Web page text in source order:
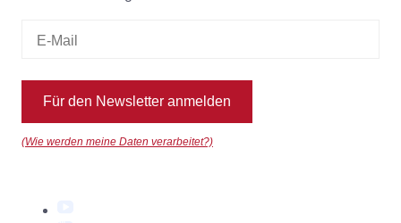
Für den Newsletter anmelden
(Wie werden meine Daten verarbeitet?)